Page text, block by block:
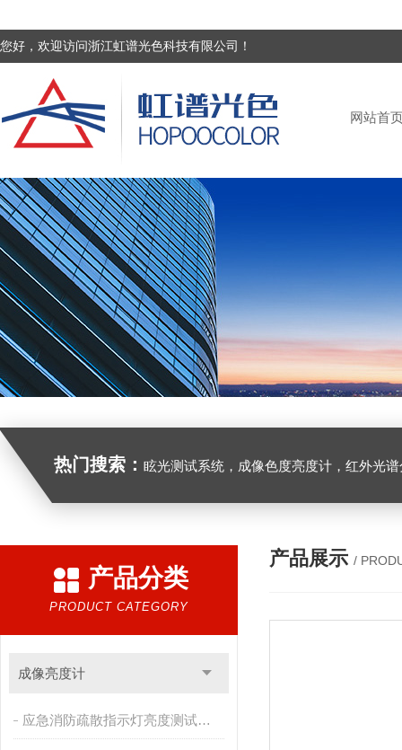
您好，欢迎访问浙江虹谱光色科技有限公司！
网站首
热门搜索： 眩光测试系统，成像色度亮度计，红外光谱分析仪，紫外光谱分析仪、医用光源光谱分析仪，光谱照度
产品分类
PRODUCT CATEGORY
成像亮度计
应急消防疏散指示灯亮度测试系统
产品展示 /